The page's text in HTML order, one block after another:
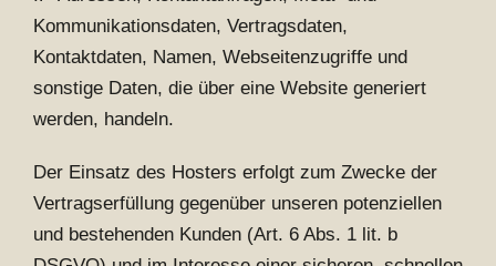
Kommunikationsdaten, Vertragsdaten,
Kontaktdaten, Namen, Webseitenzugriffe und
sonstige Daten, die über eine Website generiert
werden, handeln.
Der Einsatz des Hosters erfolgt zum Zwecke der
Vertragserfüllung gegenüber unseren potenziellen
und bestehenden Kunden (Art. 6 Abs. 1 lit. b